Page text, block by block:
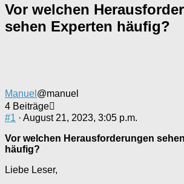
Vor welchen
sehen Experten häufig?
Manuel @manuel
4 Beiträge
#1 · August 21, 2023, 3:05 p.m.
Vor welchen Herausforderungen
häufig?
Liebe Leser,